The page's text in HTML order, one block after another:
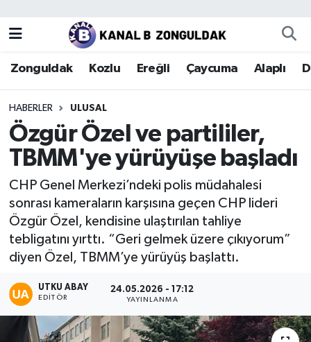
Zonguldak Kozlu Ereğli Çaycuma Alaplı
HABERLER ULUSAL
Özgür Özel ve partililer,
TBMM'ye yürüyüşe başladı
CHP Genel Merkezi’ndeki polis müdahalesi
sonrası kameraların karşısına geçen CHP lideri
Özgür Özel, kendisine ulaştırılan tahliye
tebligatını yırttı. “Geri gelmek üzere çıkıyorum”
diyen Özel, TBMM’ye yürüyüş başlattı.
UTKU ABAY
EDITÖR
24.05.2026 - 17:12
YAYINLANMA
Zonguldak
Kozlu
Ereğli
Çaycuma
Devrek
Gökçebey
Bartın
Karabük
Zonguldak Nöbetçi Eczaneler
Zonguldak Hava Durumu
Zonguldak Trafik Yoğunluk Haritası
Puan Durumu ve Fikstür
Son Dakika Haberleri
Haber Arşivi